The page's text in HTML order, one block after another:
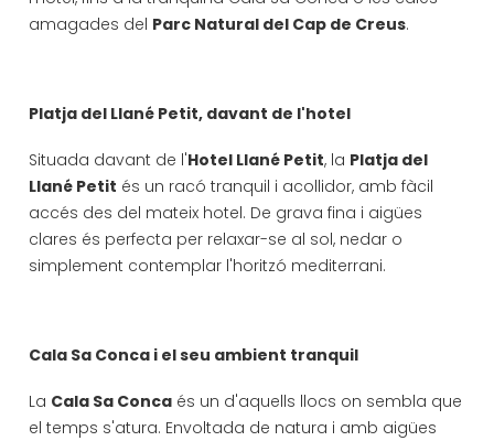
amagades del Parc Natural del Cap de Creus.
Platja del Llané Petit, davant de l'hotel
Situada davant de l'Hotel Llané Petit, la Platja del
Llané Petit és un racó tranquil i acollidor, amb fàcil
accés des del mateix hotel. De grava fina i aigües
clares és perfecta per relaxar-se al sol, nedar o
simplement contemplar l'horitzó mediterrani.
Cala Sa Conca i el seu ambient tranquil
La Cala Sa Conca és un d'aquells llocs on sembla que
el temps s'atura. Envoltada de natura i amb aigües